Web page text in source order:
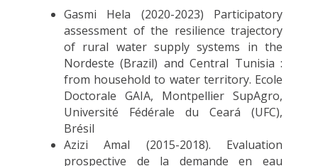
Gasmi Hela (2020-2023) Participatory
assessment of the resilience trajectory
of rural water supply systems in the
Nordeste (Brazil) and Central Tunisia :
from household to water territory. Ecole
Doctorale GAIA, Montpellier SupAgro,
Université Fédérale du Ceará (UFC),
Brésil
Azizi Amal (2015-2018). Evaluation
prospective de la demande en eau